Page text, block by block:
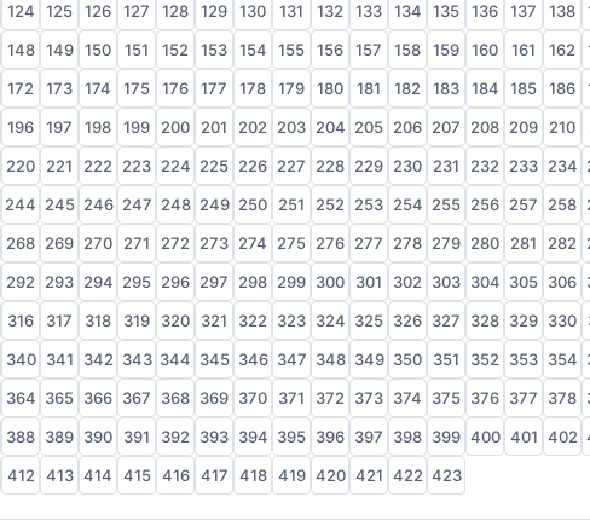
124 125 126 127 128 129 130 131 132 133 134 135 136 137 138
148 149 150 151 152 153 154 155 156 157 158 159 160 161 162
172 173 174 175 176 177 178 179 180 181 182 183 184 185 186
196 197 198 199 200 201 202 203 204 205 206 207 208 209 210
220 221 222 223 224 225 226 227 228 229 230 231 232 233 234
244 245 246 247 248 249 250 251 252 253 254 255 256 257 258
268 269 270 271 272 273 274 275 276 277 278 279 280 281 282
292 293 294 295 296 297 298 299 300 301 302 303 304 305 306
316 317 318 319 320 321 322 323 324 325 326 327 328 329 330
340 341 342 343 344 345 346 347 348 349 350 351 352 353 354
364 365 366 367 368 369 370 371 372 373 374 375 376 377 378
388 389 390 391 392 393 394 395 396 397 398 399 400 401 402
412 413 414 415 416 417 418 419 420 421 422 423